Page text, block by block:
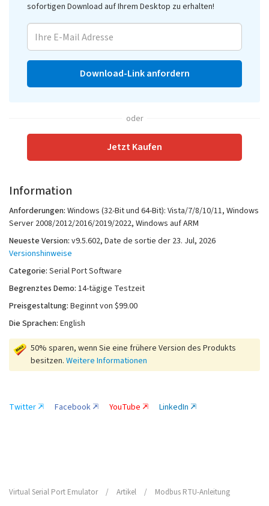
sofortigen Download auf Ihrem Desktop zu erhalten!
Download-Link anfordern
oder
Jetzt Kaufen
Information
Anforderungen: Windows (32-Bit und 64-Bit): Vista/7/8/10/11, Windows
Server 2008/2012/2016/2019/2022, Windows auf ARM
Neueste Version: v9.5.602, Date de sortie der 23. Jul, 2026
Versionshinweise
Categorie: Serial Port Software
Begrenztes Demo: 14-tägige Testzeit
Preisgestaltung: Beginnt von $99.00
Die Sprachen: English
50% sparen, wenn Sie eine frühere Version des Produkts
besitzen. Weitere Informationen
Twitter Facebook YouTube LinkedIn
Virtual Serial Port Emulator / Artikel / Modbus RTU-Anleitung